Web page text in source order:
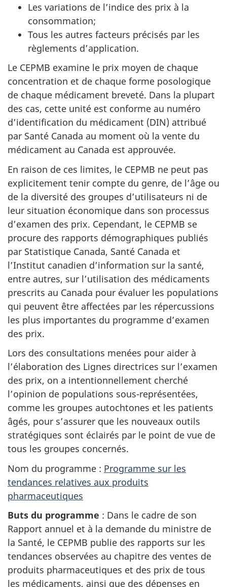
Les variations de l’indice des prix à la
consommation;
Tous les autres facteurs précisés par les
règlements d’application.
Le CEPMB examine le prix moyen de chaque
concentration et de chaque forme posologique
de chaque médicament breveté. Dans la plupart
des cas, cette unité est conforme au numéro
d’identification du médicament (DIN) attribué
par Santé Canada au moment où la vente du
médicament au Canada est approuvée.
En raison de ces limites, le CEPMB ne peut pas
explicitement tenir compte du genre, de l’âge ou
de la diversité des groupes d’utilisateurs ni de
leur situation économique dans son processus
d’examen des prix. Cependant, le CEPMB se
procure des rapports démographiques publiés
par Statistique Canada, Santé Canada et
l’Institut canadien d’information sur la santé,
entre autres, sur l’utilisation des médicaments
prescrits au Canada pour évaluer les populations
qui peuvent être affectées par les répercussions
les plus importantes du programme d’examen
des prix.
Lors des consultations menées pour aider à
l’élaboration des Lignes directrices sur l’examen
des prix, on a intentionnellement cherché
l’opinion de populations sous-représentées,
comme les groupes autochtones et les patients
âgés, pour s’assurer que les nouveaux outils
stratégiques sont éclairés par le point de vue de
tous les groupes concernés.
Nom du programme : Programme sur les
tendances relatives aux produits
pharmaceutiques
Buts du programme : Dans le cadre de son
Rapport annuel et à la demande du ministre de
la Santé, le CEPMB publie des rapports sur les
tendances observées au chapitre des ventes de
produits pharmaceutiques et des prix de tous
les médicaments, ainsi que des dépenses en